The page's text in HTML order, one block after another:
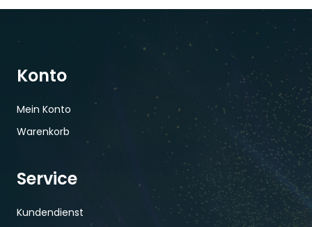
Konto
Mein Konto
Warenkorb
Service
Kundendienst